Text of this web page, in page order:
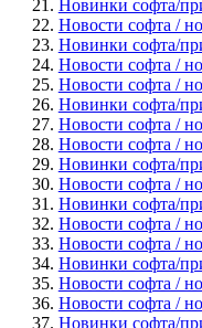
21. Новинки софта/
22. Новости софта /
23. Новинки софта/
24. Новости софта /
25. Новости софта /
26. Новинки софта/
27. Новости софта /
28. Новости софта /
29. Новинки софта/
30. Новости софта /
31. Новинки софта/
32. Новости софта /
33. Новости софта /
34. Новинки софта/
35. Новости софта /
36. Новости софта /
37. Новинки софта/